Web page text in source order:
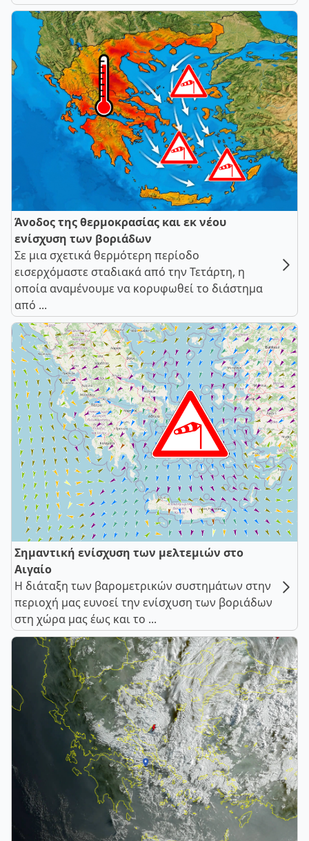
Άνοδος της θερμοκρασίας και εκ νέου
ενίσχυση των βοριάδων
Σε μια σχετικά θερμότερη περίοδο
εισερχόμαστε σταδιακά από την Τετάρτη, η
οποία αναμένουμε να κορυφωθεί το διάστημα
από ...
Σημαντική ενίσχυση των μελτεμιών στο
Αιγαίο
Η διάταξη των βαρομετρικών συστημάτων στην
περιοχή μας ευνοεί την ενίσχυση των βοριάδων
στη χώρα μας έως και το ...